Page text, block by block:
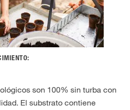
son 100% sin turba con
El substrato contiene